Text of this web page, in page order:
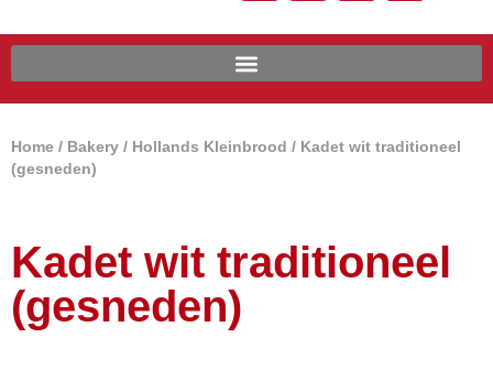
Home / Bakery / Hollands Kleinbrood / Kadet wit traditioneel
(gesneden)
Kadet wit traditioneel
(gesneden)